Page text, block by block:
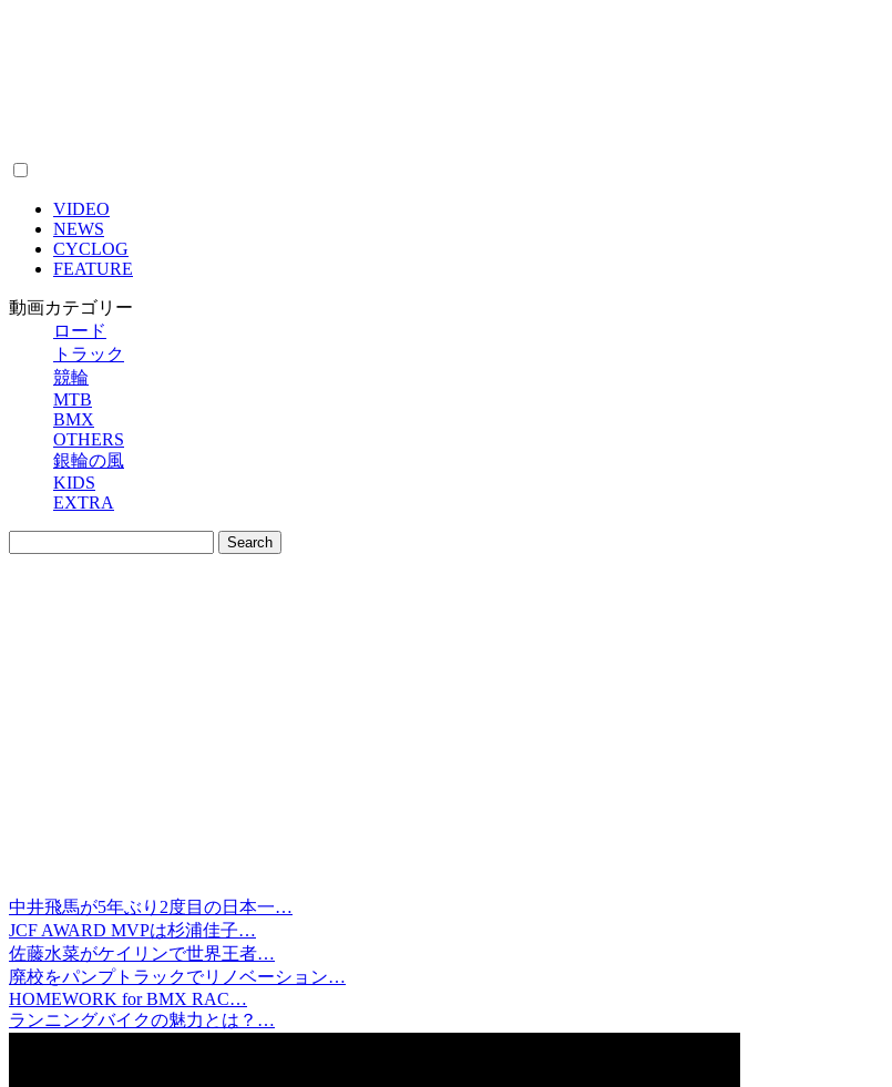
VIDEO
NEWS
CYCLOG
FEATURE
動画カテゴリー
ロード
トラック
競輪
MTB
BMX
OTHERS
銀輪の風
KIDS
EXTRA
中井飛馬が5年ぶり2度目の日本一…
JCF AWARD MVPは杉浦佳子…
佐藤水菜がケイリンで世界王者…
廃校をパンプトラックでリノベーション…
HOMEWORK for BMX RAC…
ランニングバイクの魅力とは？…